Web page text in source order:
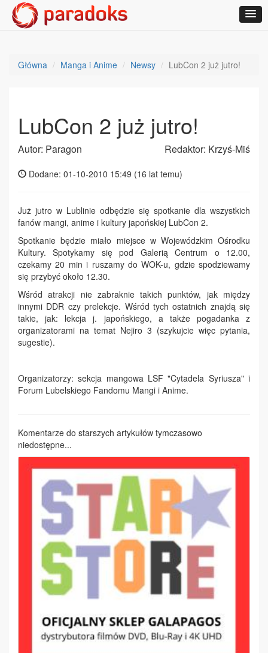
Główna Manga i Anime Newsy LubCon 2 już jutro!
LubCon 2 już jutro!
Autor: Paragon Redaktor: Krzyś-Miś
Dodane: 01-10-2010 15:49 (16 lat temu)
Już jutro w Lublinie odbędzie się spotkanie dla wszystkich
fanów mangi, anime i kultury japońskiej LubCon 2.
Spotkanie będzie miało miejsce w Wojewódzkim Ośrodku
Kultury. Spotykamy się pod Galerią Centrum o 12.00,
czekamy 20 min i ruszamy do WOK-u, gdzie spodziewamy
się przybyć około 12.30.
Wśród atrakcji nie zabraknie takich punktów, jak między
innymi DDR czy prelekcje. Wśród tych ostatnich znajdą się
takie, jak: lekcja j. japońskiego, a także pogadanka z
organizatorami na temat Nejiro 3 (szykujcie więc pytania,
sugestie).
Organizatorzy: sekcja mangowa LSF "Cytadela Syriusza" i
Forum Lubelskiego Fandomu Mangi i Anime.
Komentarze do starszych artykułów tymczasowo
niedostępne...